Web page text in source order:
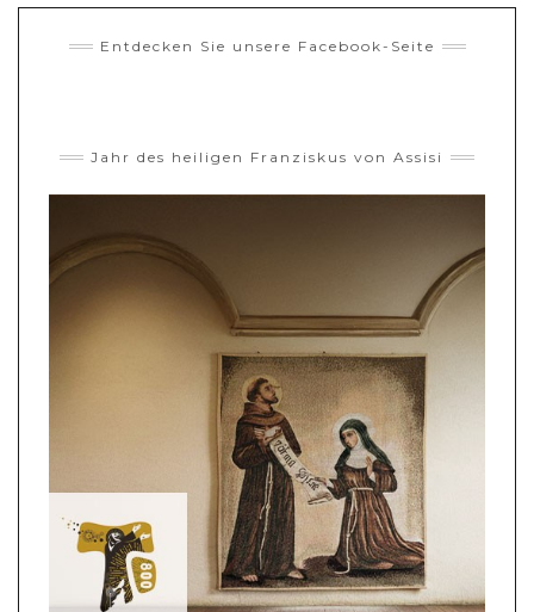
Entdecken Sie unsere Facebook-Seite
Jahr des heiligen Franziskus von Assisi